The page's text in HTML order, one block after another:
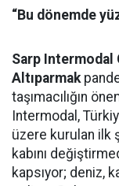
“Bu dönemde
Sarp Intermodal
Altıparmak
taşımacılığın
Intermodal,
üzere kurulan ilk
kabını
kapsıyor; deniz,